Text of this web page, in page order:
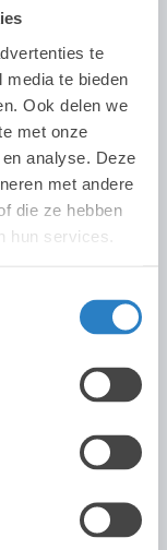
te
te bieden
Ook delen we
met onze
analyse. Deze
met andere
die ze hebben
hun services.